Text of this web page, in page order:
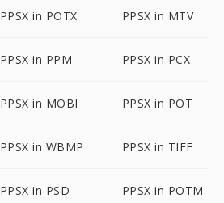
PPSX in POTX PPSX in MTV
PPSX in PPM PPSX in PCX
PPSX in MOBI PPSX in POT
PPSX in WBMP PPSX in TIFF
PPSX in PSD PPSX in POTM